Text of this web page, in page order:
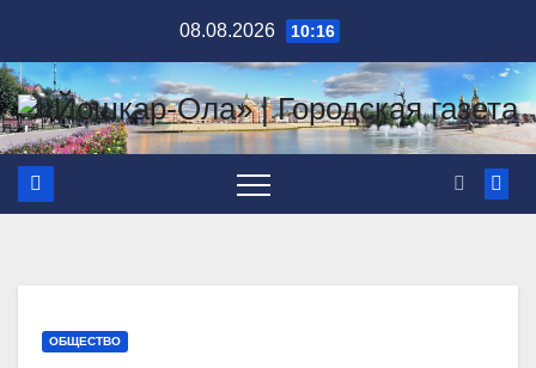
содержимому
08.08.2026 10:16
ОБЩЕСТВО